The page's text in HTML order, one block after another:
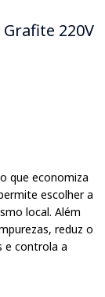
220V
que economiza
escolher a
local. Além
reduz o
e controla a